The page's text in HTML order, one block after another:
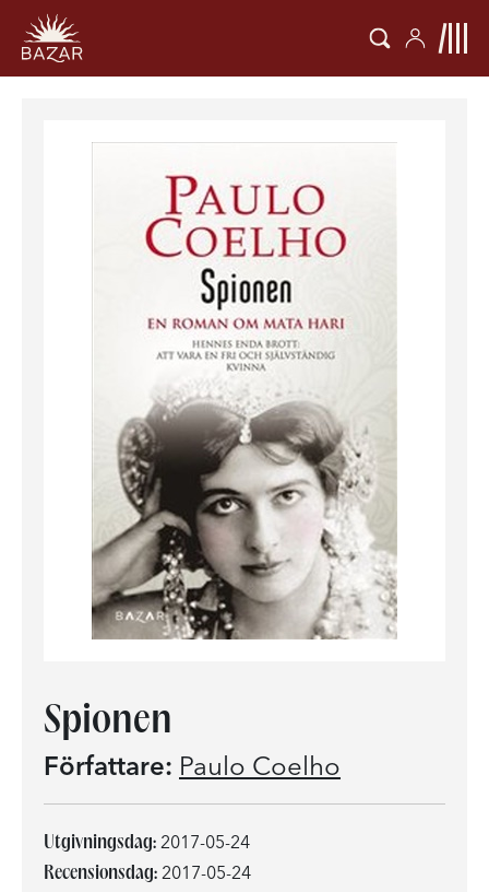
Spionen
Författare: Paulo Coelho
Utgivningsdag: 2017-05-24
Recensionsdag: 2017-05-24